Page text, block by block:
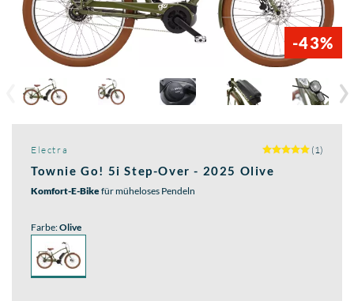
-43%
Electra (1)
Townie Go! 5i Step-Over - 2025 Olive
Komfort-E-Bikefür müheloses Pendeln
Farbe:Olive